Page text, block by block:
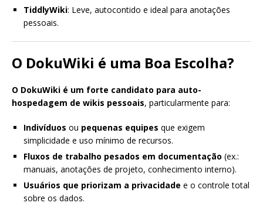
TiddlyWiki: Leve, autocontido e ideal para anotações
pessoais.
O DokuWiki é uma Boa Escolha?
O DokuWiki é um forte candidato para auto-
hospedagem de wikis pessoais, particularmente para:
Indivíduos ou pequenas equipes que exigem
simplicidade e uso mínimo de recursos.
Fluxos de trabalho pesados em documentação (ex.:
manuais, anotações de projeto, conhecimento interno).
Usuários que priorizam a privacidade e o controle total
sobre os dados.